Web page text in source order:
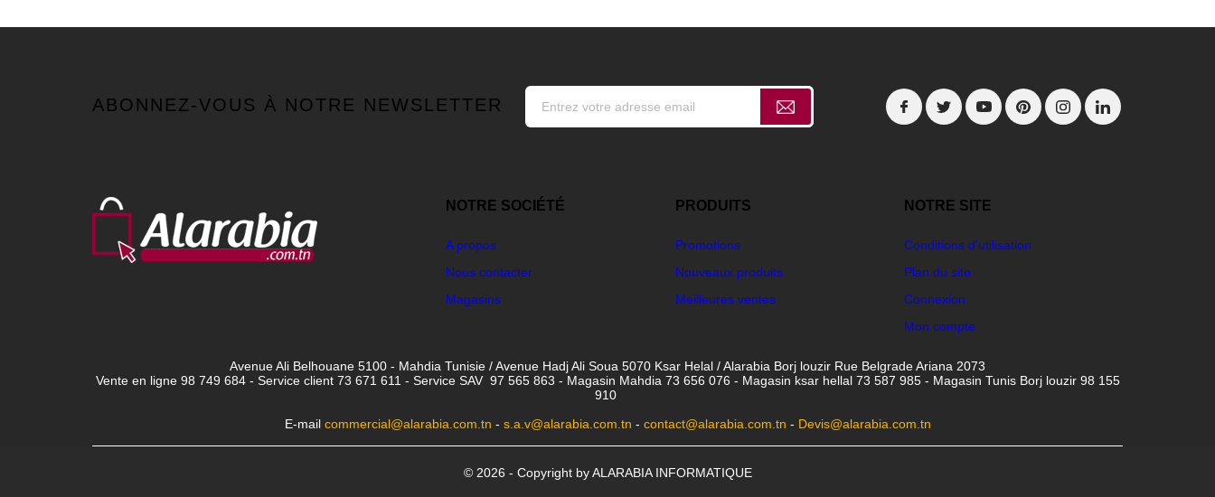
ABONNEZ-VOUS À NOTRE NEWSLETTER
NOTRE SOCIÉTÉ
A propos
Nous contacter
Magasins
PRODUITS
Promotions
Nouveaux produits
Meilleures ventes
NOTRE SITE
Conditions d'utilisation
Plan du site
Connexion
Mon compte
Avenue Ali Belhouane 5100 - Mahdia Tunisie / Avenue Hadj Ali Soua 5070 Ksar Helal / Alarabia Borj louzir Rue Belgrade Ariana 2073
Vente en ligne 98 749 684 - Service client 73 671 611 - Service SAV 97 565 863 - Magasin Mahdia 73 656 076 - Magasin ksar hellal 73 587 985 - Magasin Tunis Borj louzir 98 155
910
E-mail commercial@alarabia.com.tn - s.a.v@alarabia.com.tn - contact@alarabia.com.tn - Devis@alarabia.com.tn
© 2026 - Copyright by ALARABIA INFORMATIQUE